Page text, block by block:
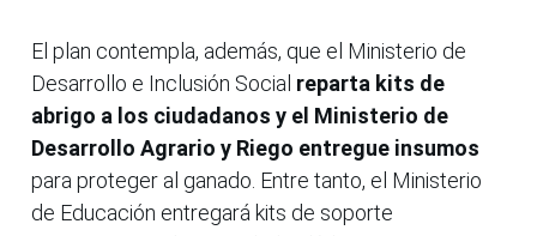
El plan contempla, además, que el Ministerio de
Desarrollo e Inclusión Social reparta kits de
abrigo a los ciudadanos y el Ministerio de
Desarrollo Agrario y Riego entregue insumos
para proteger al ganado. Entre tanto, el Ministerio
de Educación entregará kits de soporte